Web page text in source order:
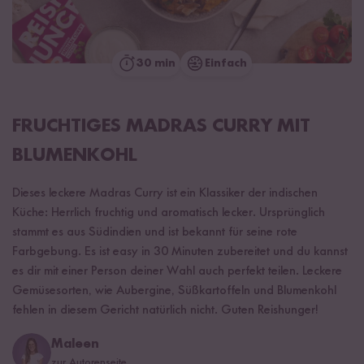
30 min Einfach
FRUCHTIGES MADRAS CURRY MIT
BLUMENKOHL
Dieses leckere Madras Curry ist ein Klassiker der indischen
Küche: Herrlich fruchtig und aromatisch lecker. Ursprünglich
stammt es aus Südindien und ist bekannt für seine rote
Farbgebung. Es ist easy in 30 Minuten zubereitet und du kannst
es dir mit einer Person deiner Wahl auch perfekt teilen. Leckere
Gemüsesorten, wie Aubergine, Süßkartoffeln und Blumenkohl
fehlen in diesem Gericht natürlich nicht. Guten Reishunger!
Maleen